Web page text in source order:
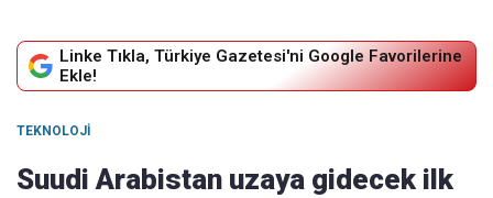
Linke Tıkla, Türkiye Gazetesi'ni Google Favorilerine
Ekle!
TEKNOLOJI
Suudi Arabistan uzaya gidecek ilk